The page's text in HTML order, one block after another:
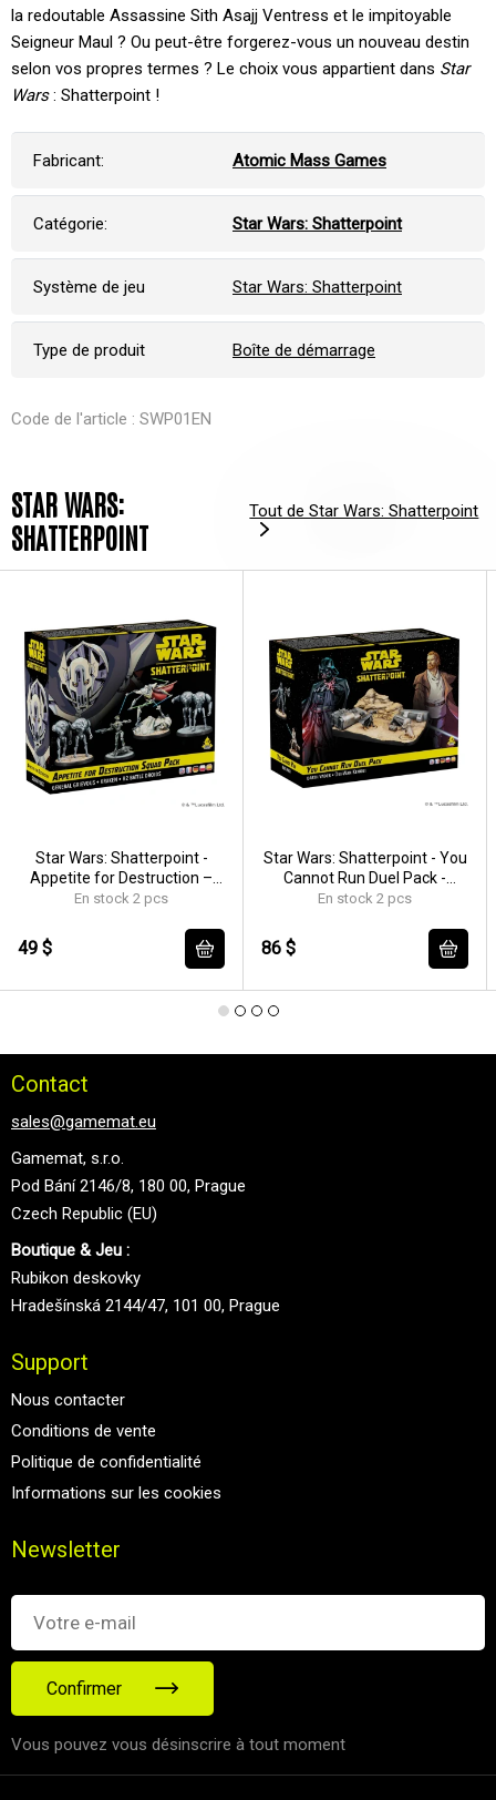
la redoutable Assassine Sith Asajj Ventress et le impitoyable
Seigneur Maul ? Ou peut-être forgerez-vous un nouveau destin
selon vos propres termes ? Le choix vous appartient dans Star
Wars: Shatterpoint !
Fabricant: Atomic Mass Games
Catégorie: Star Wars: Shatterpoint
Système de jeu Star Wars: Shatterpoint
Type de produit Boîte de démarrage
Code de l'article : SWP01EN
STAR WARS:
SHATTERPOINT
Tout de Star Wars: Shatterpoint
Star Wars: Shatterpoint -
Appetite for Destruction –
General Grievous Squad Pack
En stock 2 pcs
49 $
Star Wars: Shatterpoint - You
Cannot Run Duel Pack -
EN/FR/DE/PL/ES
En stock 2 pcs
86 $
Contact
sales@gamemat.eu
Gamemat, s.r.o.
Pod Bání 2146/8, 180 00, Prague
Czech Republic (EU)
Boutique & Jeu :
Rubikon deskovky
Hradešínská 2144/47, 101 00, Prague
Support
Nous contacter
Conditions de vente
Politique de confidentialité
Informations sur les cookies
Newsletter
Confirmer
Vous pouvez vous désinscrire à tout moment